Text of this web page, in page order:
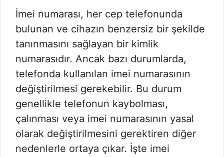
İmei numarası, her cep telefonunda
bulunan ve cihazın benzersiz bir şekilde
tanınmasını sağlayan bir kimlik
numarasıdır. Ancak bazı durumlarda,
telefonda kullanılan imei numarasının
değiştirilmesi gerekebilir. Bu durum
genellikle telefonun kaybolması,
çalınması veya imei numarasının yasal
olarak değiştirilmesini gerektiren diğer
nedenlerle ortaya çıkar. İşte imei